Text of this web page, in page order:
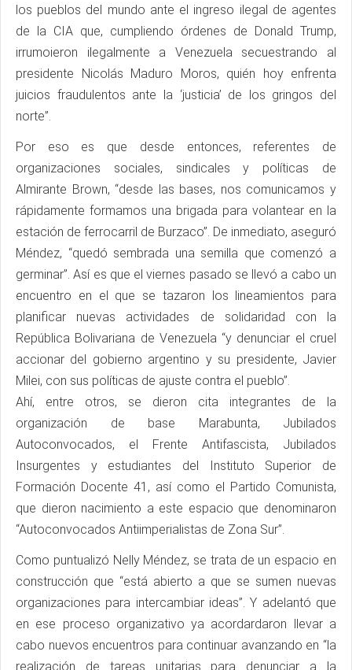
los pueblos del mundo ante el ingreso ilegal de agentes
de la CIA que, cumpliendo órdenes de Donald Trump,
irrumoieron ilegalmente a Venezuela secuestrando al
presidente Nicolás Maduro Moros, quién hoy enfrenta
juicios fraudulentos ante la ‘justicia’ de los gringos del
norte”.
Por eso es que desde entonces, referentes de
organizaciones sociales, sindicales y políticas de
Almirante Brown, “desde las bases, nos comunicamos y
rápidamente formamos una brigada para volantear en la
estación de ferrocarril de Burzaco”. De inmediato, aseguró
Méndez, “quedó sembrada una semilla que comenzó a
germinar”. Así es que el viernes pasado se llevó a cabo un
encuentro en el que se tazaron los lineamientos para
planificar nuevas actividades de solidaridad con la
República Bolivariana de Venezuela “y denunciar el cruel
accionar del gobierno argentino y su presidente, Javier
Milei, con sus políticas de ajuste contra el pueblo”.
Ahí, entre otros, se dieron cita integrantes de la
organización de base Marabunta, Jubilados
Autoconvocados, el Frente Antifascista, Jubilados
Insurgentes y estudiantes del Instituto Superior de
Formación Docente 41, así como el Partido Comunista,
que dieron nacimiento a este espacio que denominaron
“Autoconvocados Antiimperialistas de Zona Sur”.
Como puntualizó Nelly Méndez, se trata de un espacio en
construcción que “está abierto a que se sumen nuevas
organizaciones para intercambiar ideas”. Y adelantó que
en ese proceso organizativo ya acordardaron llevar a
cabo nuevos encuentros para continuar avanzando en “la
realización de tareas unitarias para denunciar a la